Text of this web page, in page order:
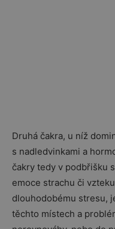
Druhá čakra, u níž
s nadledvinkami a
čakry tedy v podbřišku
emoce strachu či
dlouhodobému stresu,
těchto místech a